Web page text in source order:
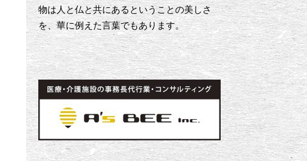
物は人と仏と共にあるということの美しさ
を、華に例えた言葉でもあります。